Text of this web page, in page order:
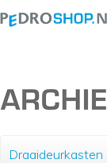
Draaideurkasten